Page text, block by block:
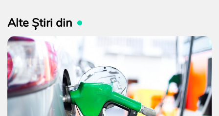
Alte Știri din